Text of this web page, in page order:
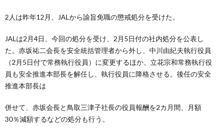
2人は昨年12月、JALから諭旨免職の懲戒処分を受けた。
JALは2月4日、今回の処分を受け、2月5日付の社内処分を公表し
た。赤坂祐二会長を安全統括管理者から外し、中川由紀夫執行役員
（2月5日付で常務執行役員）に変更するほか、立花宗和常務執行役
員も安全推進本部長を解任し、執行役員に降格させる。後任の安全
推進本部長は
併せて、赤坂会長と鳥取三津子社長の役員報酬を2カ月間、月額
30％減額するなどの処分も行う。